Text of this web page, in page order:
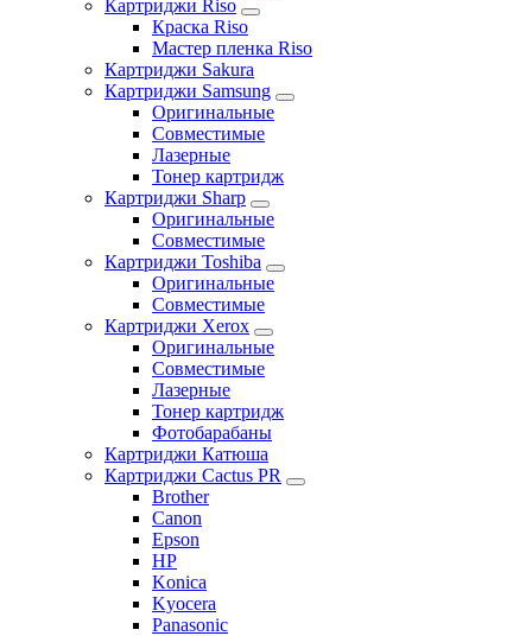
Картриджи Riso
Краска Riso
Мастер пленка Riso
Картриджи Sakura
Картриджи Samsung
Оригинальные
Совместимые
Лазерные
Тонер картридж
Картриджи Sharp
Оригинальные
Совместимые
Картриджи Toshiba
Оригинальные
Совместимые
Картриджи Xerox
Оригинальные
Совместимые
Лазерные
Тонер картридж
Фотобарабаны
Картриджи Катюша
Картриджи Cactus PR
Brother
Canon
Epson
HP
Konica
Kyocera
Panasonic